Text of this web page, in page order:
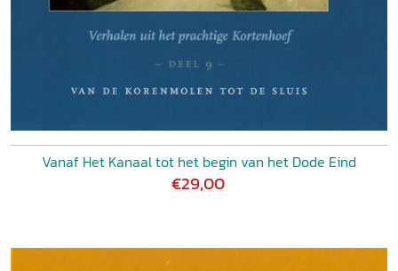
Vanaf Het Kanaal tot het begin van het Dode Eind
€29,00